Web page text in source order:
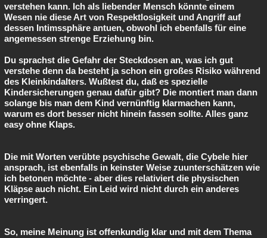
verstehen kann. Ich als liebender Mensch könnte einem
Wesen nie diese Art von Respektlosigkeit und Angriff auf
dessen Intimssphäre antuen, obwohl ich ebenfalls für eine
angemessen strenge Erziehung bin.
Du sprachst die Gefahr der Steckdosen an, was ich gut
verstehe denn da besteht ja schon ein großes Risiko während
des Kleinkindalters. Wußtest du, daß es spezielle
Kindersicherungen genau dafür gibt? Die montiert man dann
solange bis man dem Kind vernünftig klarmachen kann,
warum es dort besser nicht hinein fassen sollte. Alles ganz
easy ohne Klaps.
Die mit Worten verübte psychische Gewalt, die Cybele hier
ansprach, ist ebenfalls in keinster Weise zuunterschätzen wie
ich betonen möchte - aber dies relativiert die physischen
Kläpse auch nicht. Ein Leid wird nicht durch ein anderes
verringert.
So, meine Meinung ist offenkundig klar und mit dem Thema